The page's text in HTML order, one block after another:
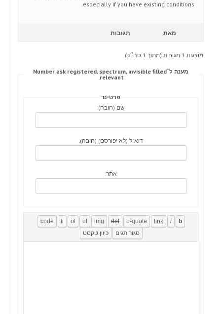
especially if you have existing conditions.
מאת תגובות
מוצגות 1 תגובות (מתוך 1 סה״כ)
מענה ל־Number ask registered, spectrum, invisible filled
relevant.
פרטים:
שם (חובה):
דוא"ל (לא יפורסם) (חובה):
אתר: